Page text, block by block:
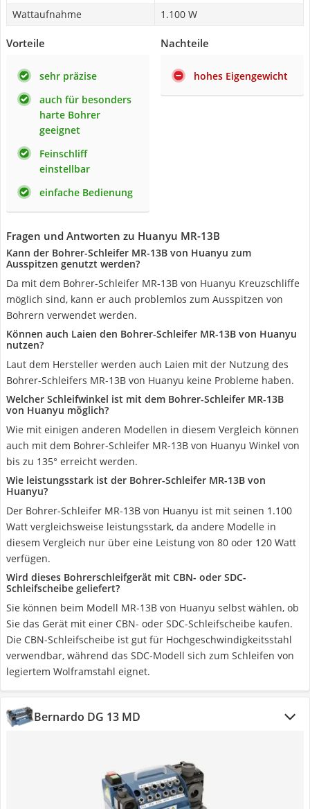
Wattaufnahme
1.100 W
Vorteile
sehr präzise
auch für besonders
harte Bohrer
geeignet
Feinschliff
einstellbar
einfache Bedienung
Nachteile
hohes Eigengewicht
Fragen und Antworten zu Huanyu MR-13B
Kann der Bohrer-Schleifer MR-13B von Huanyu zum
Ausspitzen genutzt werden?
Da mit dem Bohrer-Schleifer MR-13B von Huanyu Kreuzschliffe
möglich sind, kann er auch problemlos zum Ausspitzen von
Bohrern verwendet werden.
Können auch Laien den Bohrer-Schleifer MR-13B von Huanyu
nutzen?
Laut dem Hersteller werden auch Laien mit der Nutzung des
Bohrer-Schleifers MR-13B von Huanyu keine Probleme haben.
Welcher Schleifwinkel ist mit dem Bohrer-Schleifer MR-13B
von Huanyu möglich?
Wie mit einigen anderen Modellen in diesem Vergleich können
auch mit dem Bohrer-Schleifer MR-13B von Huanyu Winkel von
bis zu 135° erreicht werden.
Wie leistungsstark ist der Bohrer-Schleifer MR-13B von
Huanyu?
Der Bohrer-Schleifer MR-13B von Huanyu ist mit seinen 1.100
Watt vergleichsweise leistungsstark, da andere Modelle in
diesem Vergleich nur über eine Leistung von 80 oder 120 Watt
verfügen.
Wird dieses Bohrerschleifgerät mit CBN- oder SDC-
Schleifscheibe geliefert?
Sie können beim Modell MR-13B von Huanyu selbst wählen, ob
Sie das Gerät mit einer CBN- oder SDC-Schleifscheibe kaufen.
Die CBN-Schleifscheibe ist gut für Hochgeschwindigkeitsstahl
verwendbar, während das SDC-Modell sich zum Schleifen von
legiertem Wolframstahl eignet.
Bernardo DG 13 MD